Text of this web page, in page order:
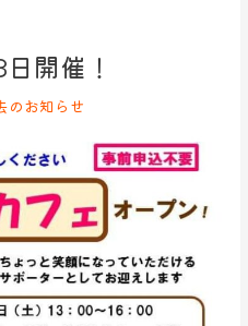
開催！
のお知らせ